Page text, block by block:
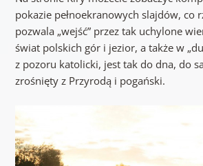
pokazie pełnoekranowych slajdów, co
pozwala „wejść” przez tak uchylone
świat polskich gór i jezior, a także w
z pozoru katolicki, jest tak do dna, do
zrośnięty z Przyrodą i pogański.